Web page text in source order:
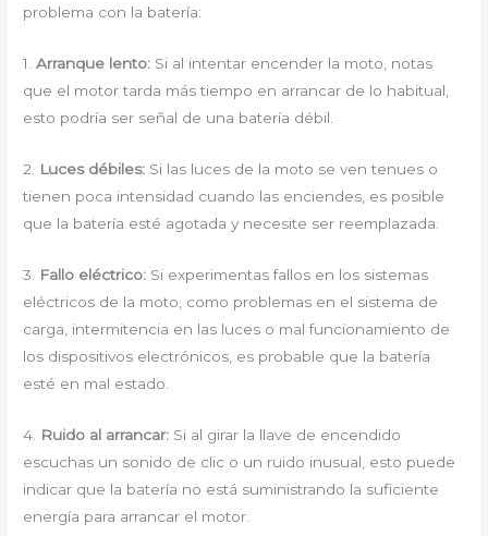
problema con la batería:
1.Arranque lento: Si al intentar encender la moto, notas
que el motor tarda más tiempo en arrancar de lo habitual,
esto podría ser señal de una batería débil.
2. Luces débiles: Si las luces de la moto se ven tenues o
tienen poca intensidad cuando las enciendes, es posible
que la batería esté agotada y necesite ser reemplazada.
3. Fallo eléctrico: Si experimentas fallos en los sistemas
eléctricos de la moto, como problemas en el sistema de
carga, intermitencia en las luces o mal funcionamiento de
los dispositivos electrónicos, es probable que la batería
esté en mal estado.
4. Ruido al arrancar: Si al girar la llave de encendido
escuchas un sonido de clic o un ruido inusual, esto puede
indicar que la batería no está suministrando la suficiente
energía para arrancar el motor.